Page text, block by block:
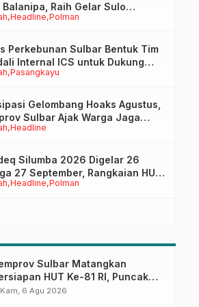
Headline Polman
Balanipa, Raih Gelar Sulo
Pasangkayu
Perkebunan Sulbar Bentuk Tim
Internal ICS untuk Dukung
ISPO Pekebun di
Headline
Gelombang Hoaks Agustus,
Sulbar Ajak Warga Jaga
Digital
Headline Polman
Silumba 2026 Digelar 26
27 September, Rangkaian HUT
Sulbar Matangkan
HUT Ke-81 RI, Puncak
di Lapangan Ahmad
Kam, 6 Agu 2026